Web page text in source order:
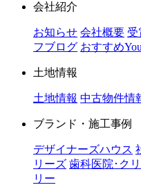
会社紹介
お知らせ 会社概要 受
フブログ おすすめ
土地情報
土地情報 中古物件情
ブランド・施工事例
デザイナーズハウス
リーズ 歯科医院･ク
リー